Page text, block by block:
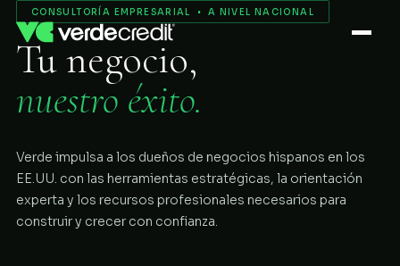
Servicios
Nosotros
Proceso
COMENZAR
CONSULTORÍA EMPRESARIAL • A NIVEL NACIONAL
Tu negocio,
nuestro éxito.
Verde impulsa a los dueños de negocios hispanos en los
EE.UU. con las herramientas estratégicas, la orientación
experta y los recursos profesionales necesarios para
construir y crecer con confianza.